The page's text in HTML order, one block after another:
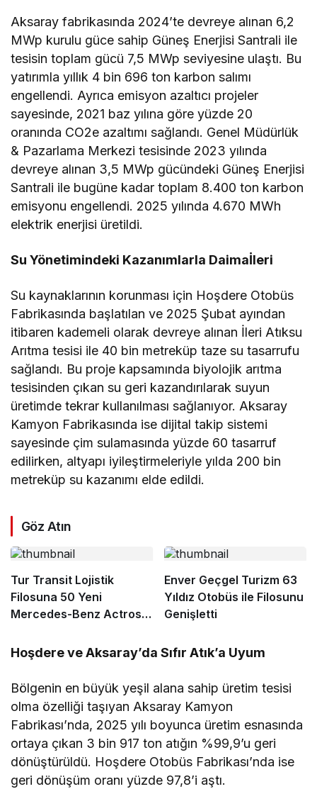
Aksaray fabrikasında 2024’te devreye alınan 6,2
MWp kurulu güce sahip Güneş Enerjisi Santrali ile
tesisin toplam gücü 7,5 MWp seviyesine ulaştı. Bu
yatırımla yıllık 4 bin 696 ton karbon salımı
engellendi. Ayrıca emisyon azaltıcı projeler
sayesinde, 2021 baz yılına göre yüzde 20
oranında CO2e azaltımı sağlandı. Genel Müdürlük
& Pazarlama Merkezi tesisinde 2023 yılında
devreye alınan 3,5 MWp gücündeki Güneş Enerjisi
Santrali ile bugüne kadar toplam 8.400 ton karbon
emisyonu engellendi. 2025 yılında 4.670 MWh
elektrik enerjisi üretildi.
Su Yönetimindeki Kazanımlarla Daimaİleri
Su kaynaklarının korunması için Hoşdere Otobüs
Fabrikasında başlatılan ve 2025 Şubat ayından
itibaren kademeli olarak devreye alınan İleri Atıksu
Arıtma tesisi ile 40 bin metreküp taze su tasarrufu
sağlandı. Bu proje kapsamında biyolojik arıtma
tesisinden çıkan su geri kazandırılarak suyun
üretimde tekrar kullanılması sağlanıyor. Aksaray
Kamyon Fabrikasında ise dijital takip sistemi
sayesinde çim sulamasında yüzde 60 tasarruf
edilirken, altyapı iyileştirmeleriyle yılda 200 bin
metreküp su kazanımı elde edildi.
Göz Atın
Tur Transit Lojistik
Filosuna 50 Yeni
Mercedes-Benz Actros L
Enver Geçgel Turizm 63
Yıldız Otobüs ile Filosunu
Genişletti
Hoşdere ve Aksaray’da Sıfır Atık’a Uyum
Bölgenin en büyük yeşil alana sahip üretim tesisi
olma özelliği taşıyan Aksaray Kamyon
Fabrikası’nda, 2025 yılı boyunca üretim esnasında
ortaya çıkan 3 bin 917 ton atığın %99,9’u geri
dönüştürüldü. Hoşdere Otobüs Fabrikası’nda ise
geri dönüşüm oranı yüzde 97,8’i aştı.